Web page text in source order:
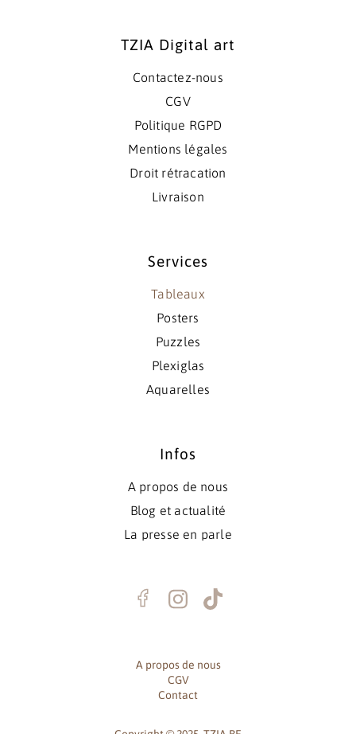
TZIA Digital art
Contactez-nous
CGV
Politique RGPD
Mentions légales
Droit rétracation
Livraison
Services
Tableaux
Posters
Puzzles
Plexiglas
Aquarelles
Infos
A propos de nous
Blog et actualité
La presse en parle
A propos de nous
CGV
Contact